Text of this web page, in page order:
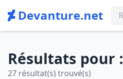
Devanture.net
Résultats pour :
27 résultat(s) trouvé(s)